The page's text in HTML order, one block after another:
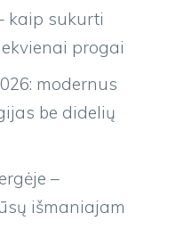
kaip sukurti
progai
modernus
be didelių
–
išmaniajam